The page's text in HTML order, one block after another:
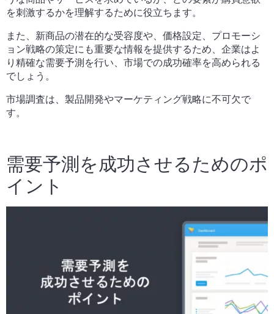
を刺激するかを理解するために役立ちます。
また、新商品の潜在的な受容度や、価格設定、プロモーシ
ョン戦略の策定にも重要な情報を提供するため、企業はよ
り精確な需要予測を行い、市場での成功確率を高められる
でしょう。
市場調査は、製品開発やマーケティング戦略に不可欠で
す。
需要予測を成功させるためのポ
イント